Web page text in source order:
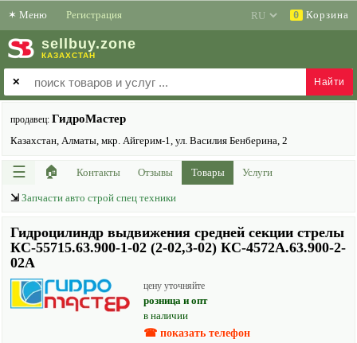
✶ Меню Регистрация 0 Корзина
sell buy.zone
КАЗАХСТАН
✕
продавец: ГидроМастер
Казахстан, Алматы, мкр. Айгерим-1, ул. Василия Бенберина, 2
☰ 🏠 Контакты Отзывы Товары Услуги
⇲ Запчасти авто строй спец техники
Гидроцилиндр выдвижения средней секции стрелы
КС-55715.63.900-1-02 (2-02,3-02) КС-4572А.63.900-2-
02А
цену уточняйте
розница и опт
в наличии
☎ показать телефон